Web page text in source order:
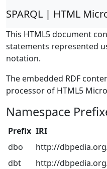
SPARQL | HTML
This HTML5 document
statements represented
notation.
The embedded RDF
processor of HTML5
Namespace
Prefix IRI
dbo
http://
dbt
http://